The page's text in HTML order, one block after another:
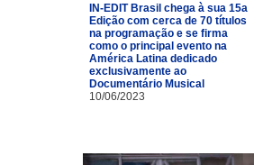
IN-EDIT Brasil chega à sua 15a
Edição com cerca de 70 títulos
na programação e se firma
como o principal evento na
América Latina dedicado
exclusivamente ao
Documentário Musical
10/06/2023